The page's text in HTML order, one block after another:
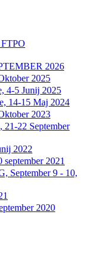
2026
2025
4-5 Junij 2025
14-15 Maj 2024
2023
22 September
2022
2021
September 9 - 10,
2020